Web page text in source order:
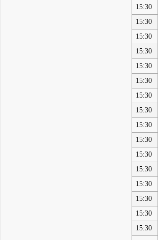
15:30
15:30
15:30
15:30
15:30
15:30
15:30
15:30
15:30
15:30
15:30
15:30
15:30
15:30
15:30
15:30